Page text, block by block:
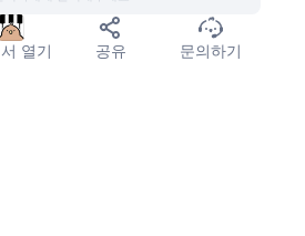
열기 공유 문의하기